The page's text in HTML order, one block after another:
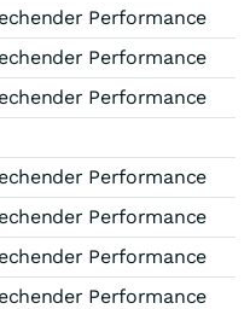
Performance
Performance
Performance
Performance
Performance
Performance
Performance